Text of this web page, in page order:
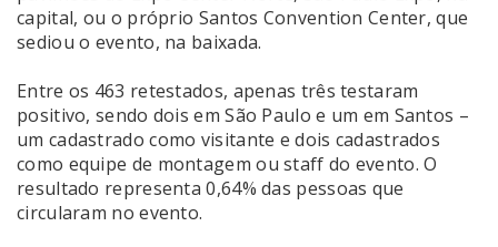
capital, ou o próprio Santos Convention Center, que
sediou o evento, na baixada.
Entre os 463 retestados, apenas três testaram
positivo, sendo dois em São Paulo e um em Santos –
um cadastrado como visitante e dois cadastrados
como equipe de montagem ou staff do evento. O
resultado representa 0,64% das pessoas que
circularam no evento.